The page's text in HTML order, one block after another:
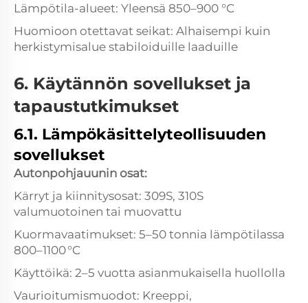
Lämpötila-alueet: Yleensä 850–900 °C
Huomioon otettavat seikat: Alhaisempi kuin
herkistymisalue stabiloiduille laaduille
6. Käytännön sovellukset ja
tapaustutkimukset
6.1. Lämpökäsittelyteollisuuden
sovellukset
Autonpohjauunin osat:
Kärryt ja kiinnitysosat: 309S, 310S
valumuotoinen tai muovattu
Kuormavaatimukset: 5–50 tonnia lämpötilassa
800–1100 °C
Käyttöikä: 2–5 vuotta asianmukaisella huollolla
Vaurioitumismuodot: Kreeppi,